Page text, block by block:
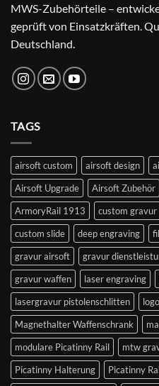
MWS-Zubehörteile –
geprüft von Einsatzkräften.
Deutschland.
TAGS
airsoft custom airsoft design
Airsoft Upgrade
Airsoft Zubehör
ArmoryRail 1913
custom gravur
custom slide
deep engraving
gravur airsoft
gravur
gravur waffen
laser engraving
lasergravur pistolenschlitten
Magnethalter Waffenschrank
modulare Picatinny Rail
mtw
Picatinny Halterung
Picatinny